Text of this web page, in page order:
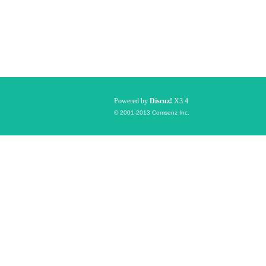
Powered by Discuz! X3.4
© 2001-2013 Comsenz Inc.